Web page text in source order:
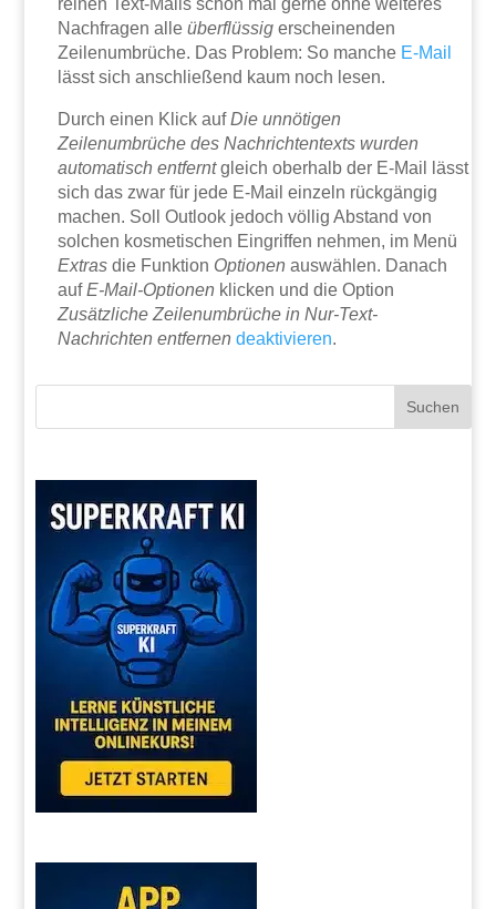
reinen Text-Mails schon mal gerne ohne weiteres
Nachfragen alleüberflüssig erscheinenden
Zeilenumbrüche. Das Problem: So manche E-Mail
lässt sich anschließend kaum noch lesen.
Durch einen Klick aufDie unnötigen
Zeilenumbrüche des Nachrichtentexts wurden
automatisch entferntgleich oberhalb der E-Mail lässt
sich das zwar für jede E-Mail einzeln rückgängig
machen. Soll Outlook jedoch völlig Abstand von
solchen kosmetischen Eingriffen nehmen, im Menü
Extras die Funktion Optionen auswählen. Danach
aufE-Mail-Optionen klicken und die Option
Zusätzliche Zeilenumbrüche in Nur-Text-
Nachrichten entfernen deaktivieren.